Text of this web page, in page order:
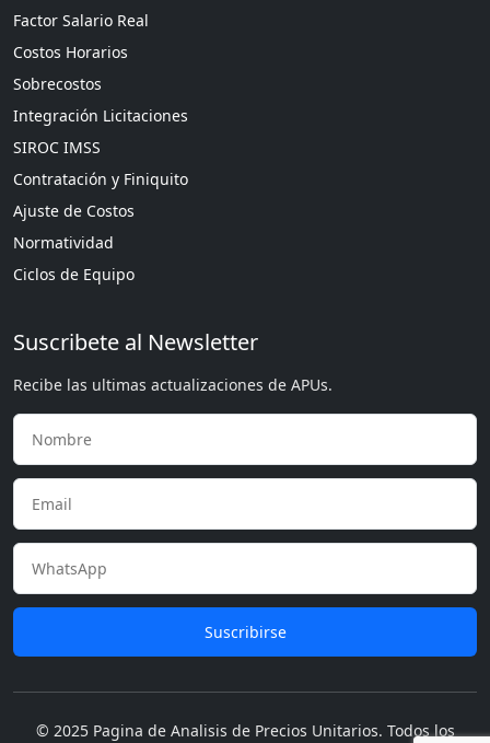
Factor Salario Real
Costos Horarios
Sobrecostos
Integración Licitaciones
SIROC IMSS
Contratación y Finiquito
Ajuste de Costos
Normatividad
Ciclos de Equipo
Suscribete al Newsletter
Recibe las ultimas actualizaciones de APUs.
Suscribirse
© 2025 Pagina de Analisis de Precios Unitarios. Todos los